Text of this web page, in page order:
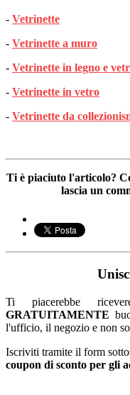
- Vetrinette
- Vetrinette a muro
- Vetrinette in legno e
- Vetrinette in vetro
- Vetrinette da
Ti è piaciuto l'articolo?
lascia un
Ti piacerebbe
GRATUITAMENTE
l'ufficio, il negozio e non
Iscriviti tramite il form
coupon di sconto per gli